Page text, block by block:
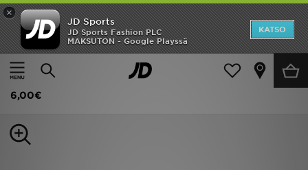
×
JD Sports
JD Sports Fashion PLC
MAKSUTON - Google Playssä
KATSO
Etusivu
Miehet Miesten asusteet Sekalaiset
Crep Protect Wide Laces
6,00€
Etusivu
Ale
Miehet